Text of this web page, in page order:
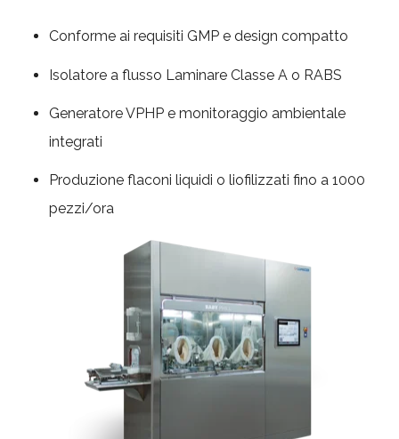
Conforme ai requisiti GMP e design compatto
Isolatore a flusso Laminare Classe A o RABS
Generatore VPHP e monitoraggio ambientale
integrati
Produzione flaconi liquidi o liofilizzati fino a 1000
pezzi/ora